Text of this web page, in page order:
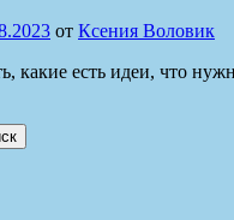
от Ксения Воловик
какие есть идеи, что